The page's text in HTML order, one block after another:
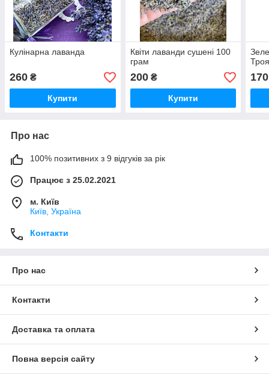
Кулінарна лаванда
260 ₴
Купити
Квіти лаванди сушені 100
грам
200₴
Купити
170
Про нас
100% позитивних з 9 відгуків за рік
Працює з 25.02.2021
м. Київ
Київ, Україна
Контакти
Про нас
Контакти
Доставка та оплата
Повна версія сайту